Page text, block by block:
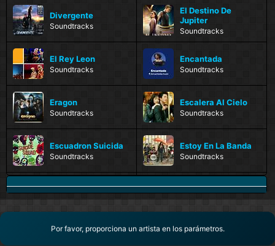
Divergente
Soundtracks
El Destino De
Jupiter
Soundtracks
El Rey Leon
Soundtracks
Encantada
Soundtracks
Eragon
Soundtracks
Escalera Al Cielo
Soundtracks
Escuadron Suicida
Soundtracks
Estoy En La Banda
Soundtracks
Fedra Y Maximiliano
Soundtracks
Final Fantasy
Soundtracks
Focus Ghost
Por favor, proporciona un artista en los parámetros.